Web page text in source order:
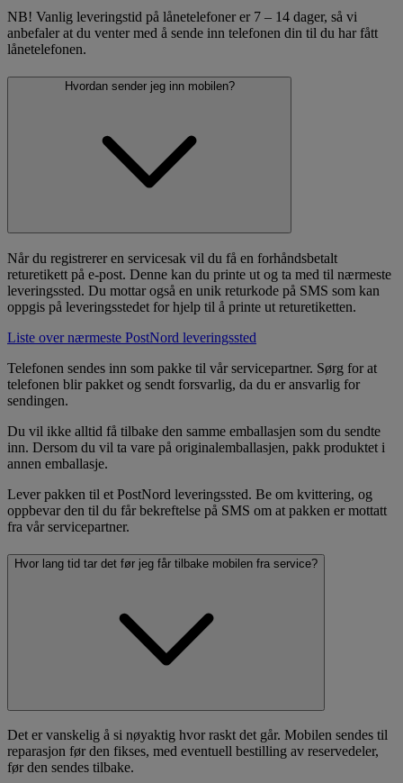
NB! Vanlig leveringstid på lånetelefoner er 7 – 14 dager, så vi
anbefaler at du venter med å sende inn telefonen din til du har fått
lånetelefonen.
Hvordan sender jeg inn mobilen?
Når du registrerer en servicesak vil du få en forhåndsbetalt
returetikett på e-post. Denne kan du printe ut og ta med til nærmeste
leveringssted. Du mottar også en unik returkode på SMS som kan
oppgis på leveringsstedet for hjelp til å printe ut returetiketten.
Liste over nærmeste PostNord leveringssted
Telefonen sendes inn som pakke til vår servicepartner. Sørg for at
telefonen blir pakket og sendt forsvarlig, da du er ansvarlig for
sendingen.
Du vil ikke alltid få tilbake den samme emballasjen som du sendte
inn. Dersom du vil ta vare på originalemballasjen, pakk produktet i
annen emballasje.
Lever pakken til et PostNord leveringssted. Be om kvittering, og
oppbevar den til du får bekreftelse på SMS om at pakken er mottatt
fra vår servicepartner.
Hvor lang tid tar det før jeg får tilbake mobilen fra service?
Det er vanskelig å si nøyaktig hvor raskt det går. Mobilen sendes til
reparasjon før den fikses, med eventuell bestilling av reservedeler,
før den sendes tilbake.